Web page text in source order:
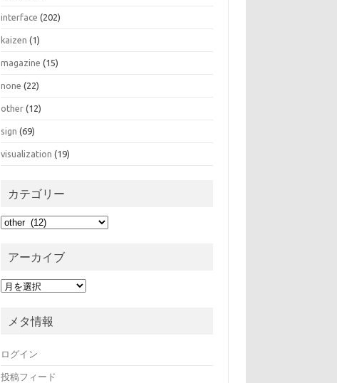
interface (202)
kaizen (1)
magazine (15)
none (22)
other (12)
sign (69)
visualization (19)
カテゴリー
カ
リアーカイブ
ア
イメタ情報
ログイン
投稿フィード